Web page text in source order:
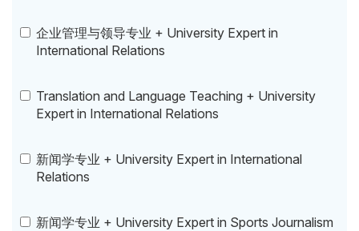
企业管理与领导专业 + University Expert in
International Relations
Translation and Language Teaching + University
Expert in International Relations
新闻学专业 + University Expert in International
Relations
新闻学专业 + University Expert in Sports Journalism